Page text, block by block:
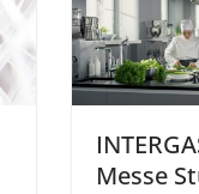
Messe